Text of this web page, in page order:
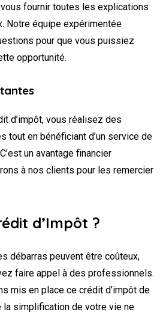
fournir toutes les explications
Notre équipe expérimentée
pour que vous puissiez
opportunité.
d’impôt, vous réalisez des
tout en bénéficiant d’un service de
un avantage financier
à nos clients pour les remercier
d’Impôt ?
débarras peuvent être coûteux,
faire appel à des professionnels.
mis en place ce crédit d’impôt de
la simplification de votre vie ne